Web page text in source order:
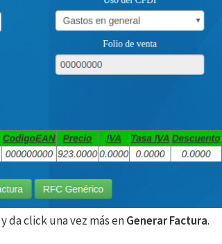
da click una vez más enGenerar Factura.